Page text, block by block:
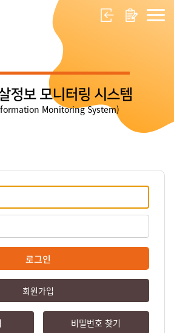
정보 모니터링 시스템
Monitoring System)
로그인
회원가입
비밀번호 찾기